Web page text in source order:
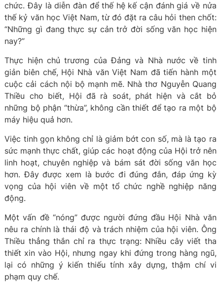
chức. Đây là diễn đàn để thế hệ kế cận đánh giá về nửa
thế kỷ văn học Việt Nam, từ đó đặt ra câu hỏi then chốt:
“Những gì đang thực sự cản trở đời sống văn học hiện
nay?”
Thực hiện chủ trương của Đảng và Nhà nước về tinh
giản biên chế, Hội Nhà văn Việt Nam đã tiến hành một
cuộc cải cách nội bộ mạnh mẽ. Nhà thơ Nguyễn Quang
Thiều cho biết, Hội đã rà soát, phát hiện và cắt bỏ
những bộ phận “thừa”, không cần thiết để tạo ra một bộ
máy hiệu quả hơn.
Việc tinh gọn không chỉ là giảm bớt con số, mà là tạo ra
sức mạnh thực chất, giúp các hoạt động của Hội trở nên
linh hoạt, chuyên nghiệp và bám sát đời sống văn học
hơn. Đây được xem là bước đi đúng đắn, đáp ứng kỳ
vọng của hội viên về một tổ chức nghề nghiệp năng
động.
Một vấn đề “nóng” được người đứng đầu Hội Nhà văn
nêu ra chính là thái độ và trách nhiệm của hội viên. Ông
Thiều thẳng thắn chỉ ra thực trạng: Nhiều cây viết tha
thiết xin vào Hội, nhưng ngay khi đứng trong hàng ngũ,
lại có những ý kiến thiếu tính xây dựng, thậm chí vi
phạm quy chế.